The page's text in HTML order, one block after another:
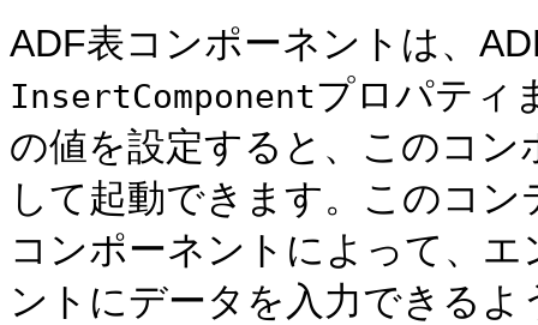
ADF表コンポーネントは、
InsertComponentプロパティ
の値を設定すると、このコ
して起動できます。このコ
コンポーネントによって、
ントにデータを入力できる